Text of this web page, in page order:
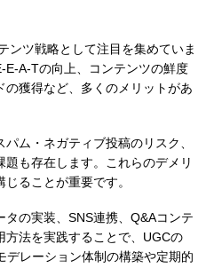
ンツ戦略として注目を集めていま
E-A-Tの向上、コンテンツの鮮度
獲得など、多くのメリットがあ
ム・ネガティブ投稿のリスク、
も存在します。これらのデメリ
ることが重要です。
の実装、SNS連携、Q&Aコンテ
方法を実践することで、UGCの
デレーション体制の構築や定期的